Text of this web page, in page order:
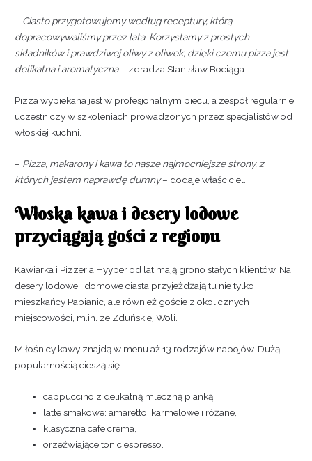
– Ciasto przygotowujemy według receptury, którą
dopracowywaliśmy przez lata. Korzystamy z prostych
składników i prawdziwej oliwy z oliwek, dzięki czemu pizza jest
delikatna i aromatyczna– zdradza Stanisław Bociąga.
Pizza wypiekana jest w profesjonalnym piecu, a zespół regularnie
uczestniczy w szkoleniach prowadzonych przez specjalistów od
włoskiej kuchni.
– Pizza, makarony i kawa to nasze najmocniejsze strony, z
których jestem naprawdę dumny– dodaje właściciel.
Włoska kawa i desery lodowe
przyciągają gości z regionu
Kawiarka i Pizzeria Hyyper od lat mają grono stałych klientów. Na
desery lodowe i domowe ciasta przyjeżdżają tu nie tylko
mieszkańcy Pabianic, ale również goście z okolicznych
miejscowości, m.in. ze Zduńskiej Woli.
Miłośnicy kawy znajdą w menu aż 13 rodzajów napojów. Dużą
popularnością cieszą się:
cappuccino z delikatną mleczną pianką,
latte smakowe: amaretto, karmelowe i różane,
klasyczna cafe crema,
orzeźwiające tonic espresso.